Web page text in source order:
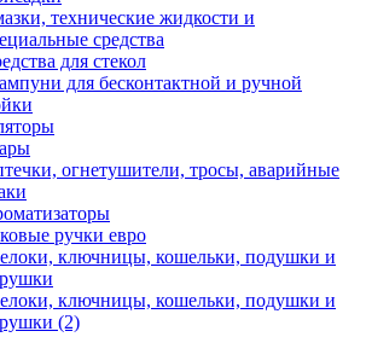
технические жидкости и
средства
для стекол
для бесконтактной и ручной
огнетушители, тросы, аварийные
ручки евро
ключницы, кошельки, подушки и
ключницы, кошельки, подушки и
(2)